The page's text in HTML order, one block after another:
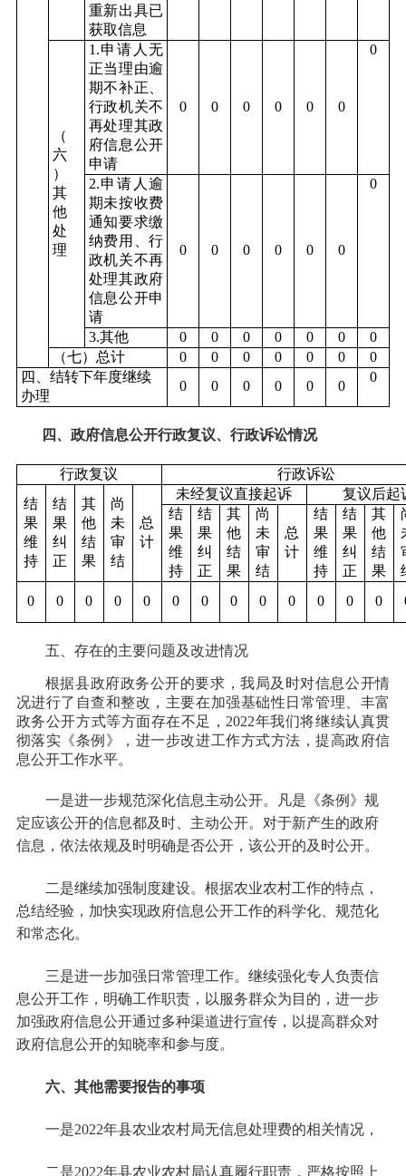
重新出具已
获取信息
（
六
）
其
他
处
理
1.申请人无
正当理由逾
期不补正、
行政机关不
再处理其政
府信息公开
申请
0 0 0 0 0 0
0
2.申请人逾
期未按收费
通知要求缴
纳费用、行
政机关不再
处理其政府
信息公开申
请
0 0 0 0 0 0
0
3.其他 0 0 0 0 0 0
0
（七）总计
0 0 0 0 0 0
0
四、结转下年度继续
办理
0 0 0 0 0 0
0
四、政府信息公开行政复议、行政诉讼情况
行政复议
行政诉讼
结
果
维
持
结
果
纠
正
其
他
结
果
尚
未
审
结
总
计
未经复议直接起诉
复议后起
结
果
维
持
结
果
纠
正
其
他
结
果
尚
未
审
结
总
计
结
果
维
持
结
果
纠
正
其
他
结
果
0
0 0 0 0 0 0 0 0 0 0 0 0
五、存在的主要问题及改进情况
根据县政府政务公开的要求，我局及时对信息公开情
况进行了自查和整改，主要在加强基础性日常管理、丰富
政务公开方式等方面存在不足， 2022年我们将继续认真贯
彻落实《条例》，进一步改进工作方式方法，提高政府信
息公开工作水平。
一是进一步规范深化信息主动公开。凡是《条例》规
定应该公开的信息都及时、主动公开。对于新产生的政府
信息，依法依规及时明确是否公开，该公开的及时公开。
二是继续加强制度建设。根据农业农村工作的特点，
总结经验，加快实现政府信息公开工作的科学化、规范化
和常态化。
三是进一步加强日常管理工作。继续强化专人负责信
息公开工作，明确工作职责，以服务群众为目的，进一步
加强政府信息公开通过多种渠道进行宣传，以提高群众对
政府信息公开的知晓率和参与度。
六、其他需要报告的事项
一是2022年县农业农村局无信息处理费的相关情况，
二是2022年县农业农村局认真履行职责，严格按照上